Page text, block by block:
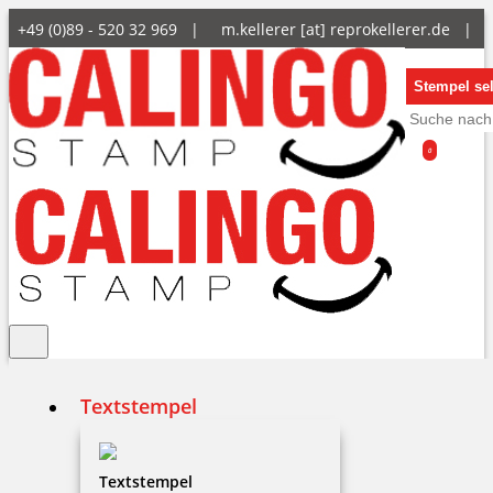
+49 (0)89 - 520 32 969 | m.kellerer [at] reprokellerer.de |
Stempel
0
Textstempel
Textstempel
Impressum